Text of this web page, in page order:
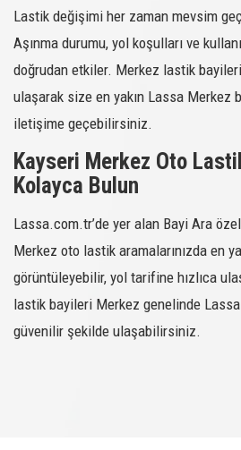
Lastik değişimi her zaman mevsim
Aşınma durumu, yol koşulları ve
doğrudan etkiler. Merkez lastik
ulaşarak size en yakın Lassa Merkez
iletişime geçebilirsiniz.
Kayseri Merkez Oto
Kolayca Bulun
Lassa.com.tr’de yer alan Bayi Ara
Merkez oto lastik aramalarınızda en
görüntüleyebilir, yol tarifine hızlıca
lastik bayileri Merkez genelinde
güvenilir şekilde ulaşabilirsiniz.